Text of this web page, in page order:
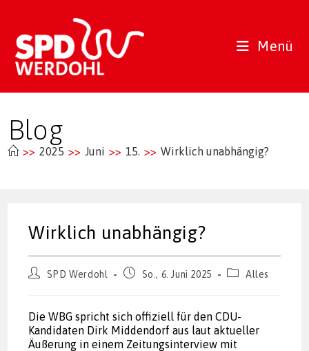
Menü
Blog
>> 2025 >> Juni >> 15. >> Wirklich unabhängig?
Wirklich unabhängig?
Beitrags-
SPD Werdohl
BeitragSo., 6. Juni 2025
Beitrags-
Alles
Die WBG spricht sich offiziell für den CDU-
Kandidaten Dirk Middendorf aus laut aktueller
Äußerung in einem Zeitungsinterview mit